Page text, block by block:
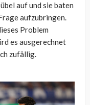
auf und sie baten
aufzubringen.
Problem
es ausgerechnet
zufällig.